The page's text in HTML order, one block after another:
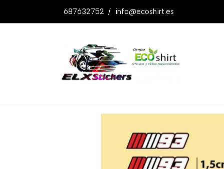
687632752 / info@ecoshirt.es
Productos Pegatinas Hormiga